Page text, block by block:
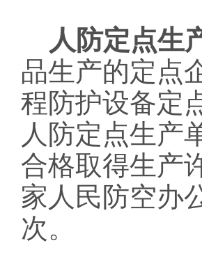
人防定点生
品生产的定点
程防护设备定
人防定点生产
合格取得生产
家人民防空办
次。